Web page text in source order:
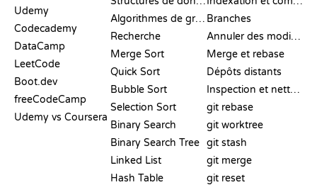
Udemy
Codecademy
DataCamp
LeetCode
Boot.dev
freeCodeCamp
Udemy vs Coursera
Algorithmes de graphes
Recherche
Merge Sort
Quick Sort
Bubble Sort
Selection Sort
Binary Search
Binary Search Tree
Linked List
Hash Table
Branches
Annuler des modifications
Merge et rebase
Dépôts distants
Inspection et nettoyage
git rebase
git worktree
git stash
git merge
git reset